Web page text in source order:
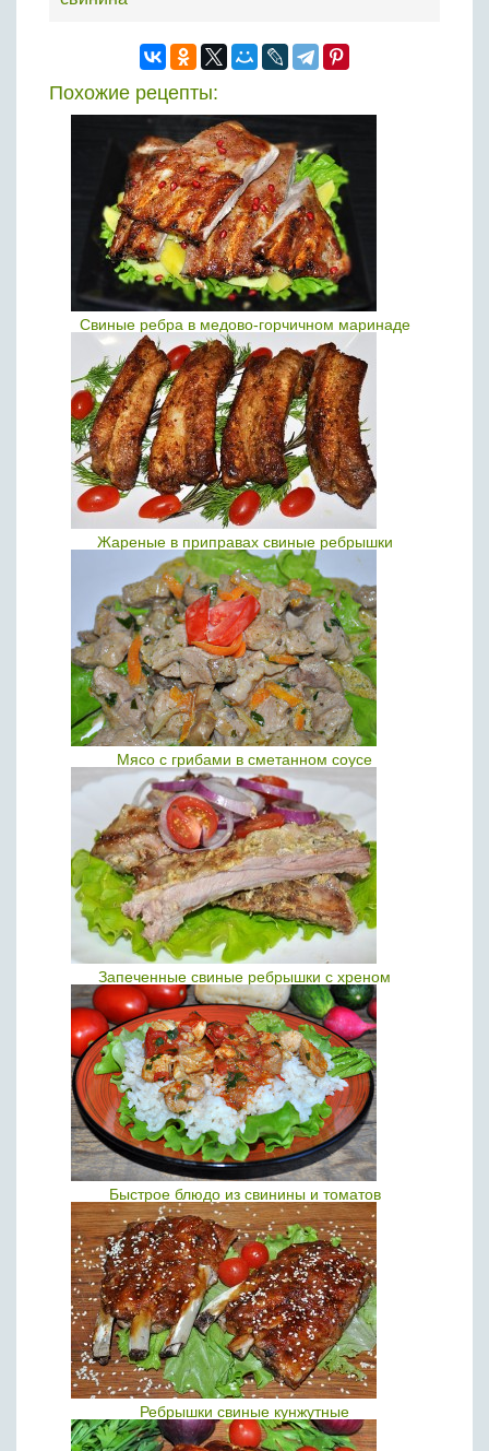
Похожие рецепты:
Свиные ребра в медово-горчичном маринаде
Жареные в приправах свиные ребрышки
Мясо с грибами в сметанном соусе
Запеченные свиные ребрышки с хреном
Быстрое блюдо из свинины и томатов
Ребрышки свиные кунжутные